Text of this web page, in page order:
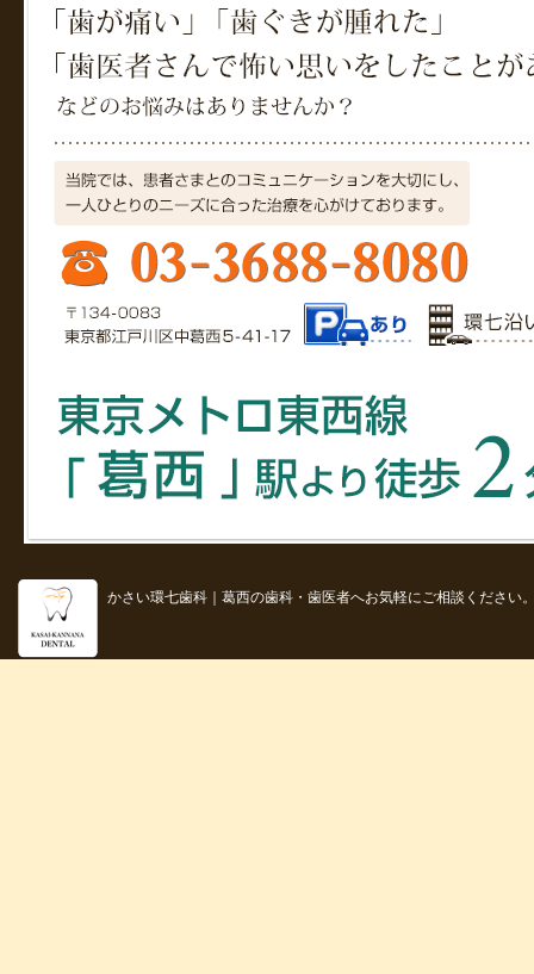
かさい環七歯科｜葛西の歯科・歯医者へお気軽にご相談ください